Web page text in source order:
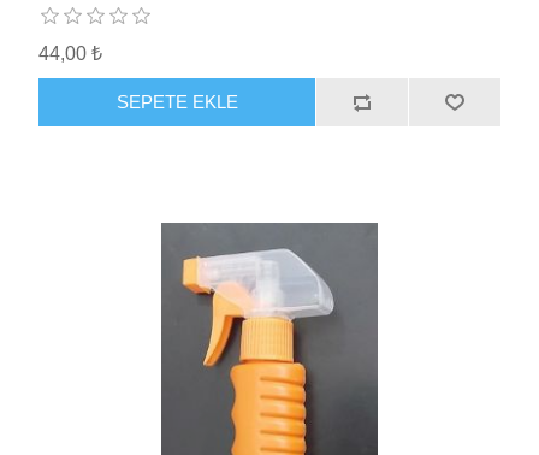
44,00 ₺
SEPETE EKLE